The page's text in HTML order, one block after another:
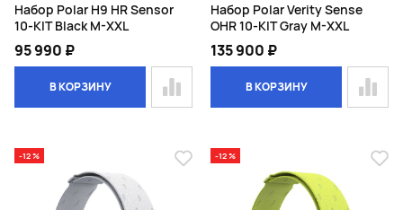
Набор Polar H9 HR Sensor
10-KIT Black M-XXL
95 990 ₽
В КОРЗИНУ
Набор Polar Verity Sense
OHR 10-KIT Gray M-XXL
135 900 ₽
В КОРЗИНУ
-12 % -12 %